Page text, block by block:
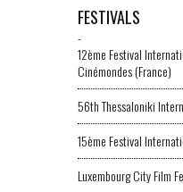
FESTIVALS
-
12ème Festival
Cinémondes (France)
56th Thessaloniki
15ème Festival
Luxembourg City Film